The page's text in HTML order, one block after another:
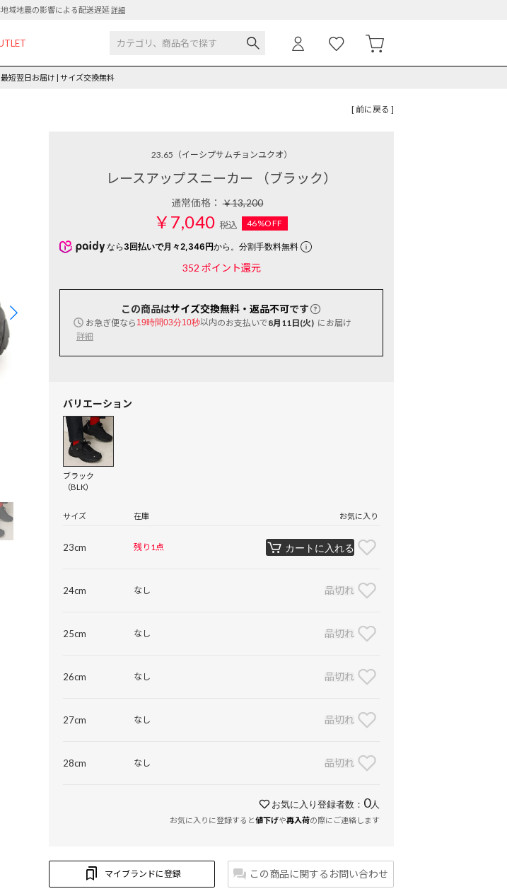
地域地震の影響による配送遅延詳細
短翌日お届け | サイズ交換無料
[ 前に戻る ]
23.65 （イーシプサムチョンユクオ）
レースアップスニーカー （ブラック）
通常価格：￥13,200
￥7,040 税込 46%OFF
なら 3回払いで月々2,346円から。分割手数料無料
352 ポイント還元
この商品はサイズ交換無料・返品不可です
お急ぎ便なら 19時間03分10秒以内のお支払いで8月11日(火) にお届け
詳細
バリエーション
ブラック
（BLK）
サイズ 在庫 お気に入り
23cm 残り1点 カートに入れる
24cm なし 品切れ
25cm なし 品切れ
26cm なし 品切れ
27cm なし 品切れ
28cm なし 品切れ
お気に入り登録者数： 0人
お気に入りに登録すると値下げや再入荷の際にご連絡します
マイブランドに登録 この商品に関するお問い合わせ